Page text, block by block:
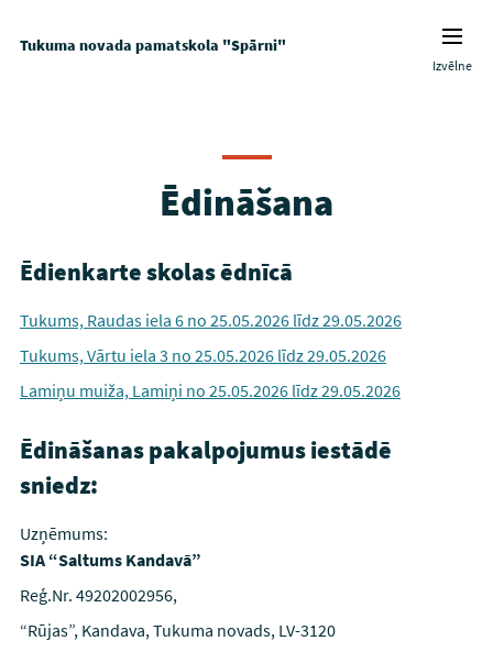
Tukuma novada pamatskola "Spārni"
Izvēlne
Ēdināšana
Ēdienkarte skolas ēdnīcā
Tukums, Raudas iela 6 no 25.05.2026 līdz 29.05.2026
Tukums, Vārtu iela 3 no 25.05.2026 līdz 29.05.2026
Lamiņu muiža, Lamiņi no 25.05.2026 līdz 29.05.2026
Ēdināšanas pakalpojumus iestādē
sniedz:
Uzņēmums:
SIA “Saltums Kandavā”
Reģ.Nr. 49202002956,
“Rūjas”, Kandava, Tukuma novads, LV-3120